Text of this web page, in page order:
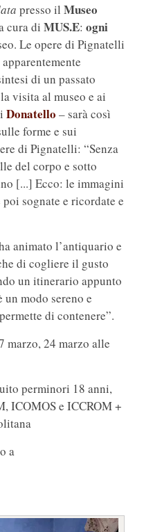
presso il Museo
cura di MUS.E: ogni
Le opere di Pignatelli
di un passato
visita al museo e ai
Donatello – sarà così
forme e sui
di Pignatelli: “Senza
del corpo e sotto
[...] Ecco: le immagini
sognate e ricordate e
animato l’antiquario e
di cogliere il gusto
un itinerario appunto
modo sereno e
di contenere”.
marzo, 24 marzo alle
perminori 18 anni,
ICOMOS e ICCROM +
a